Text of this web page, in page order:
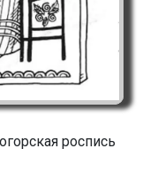
роспись